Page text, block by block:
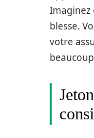
Imaginez
blesse.
votre